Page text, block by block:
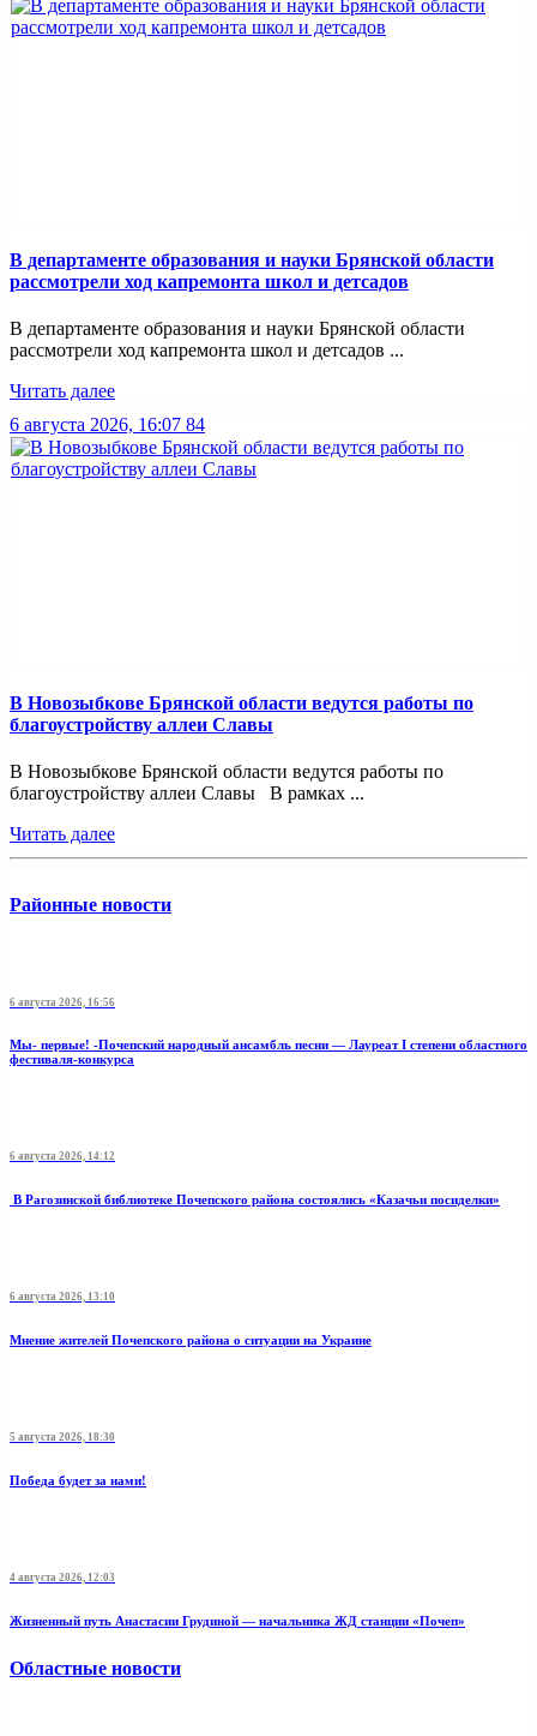
В департаменте образования и науки Брянской области
рассмотрели ход капремонта школ и детсадов
В департаменте образования и науки Брянской области
рассмотрели ход капремонта школ и детсадов ...
Читать далее
6 августа 2026, 16:07 84
В Новозыбкове Брянской области ведутся работы по
благоустройству аллеи Славы
В Новозыбкове Брянской области ведутся работы по
благоустройству аллеи Славы В рамках ...
Читать далее
Районные новости
6 августа 2026, 16:56
Мы- первые! -Почепский народный ансамбль песни — Лауреат I степени областного
фестиваля-конкурса
6 августа 2026, 14:12
В Рагозинской библиотеке Почепского района состоялись «Казачьи посиделки»
6 августа 2026, 13:10
Мнение жителей Почепского района о ситуации на Украине
5 августа 2026, 18:30
Победа будет за нами!
4 августа 2026, 12:03
Жизненный путь Анастасии Грудиной — начальника ЖД станции «Почеп»
Областные новости